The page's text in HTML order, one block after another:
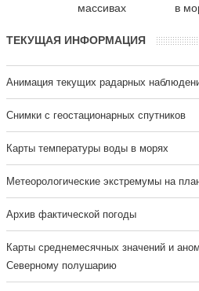
массивах
в
ТЕКУЩАЯ ИНФОРМАЦИЯ
Анимация текущих радарных
Cнимки с геостационарных спутников
Карты температуры воды в морях
Метеорологические экстремумы на
Архив фактической погоды
Карты среднемесячных значений и
Северному полушарию